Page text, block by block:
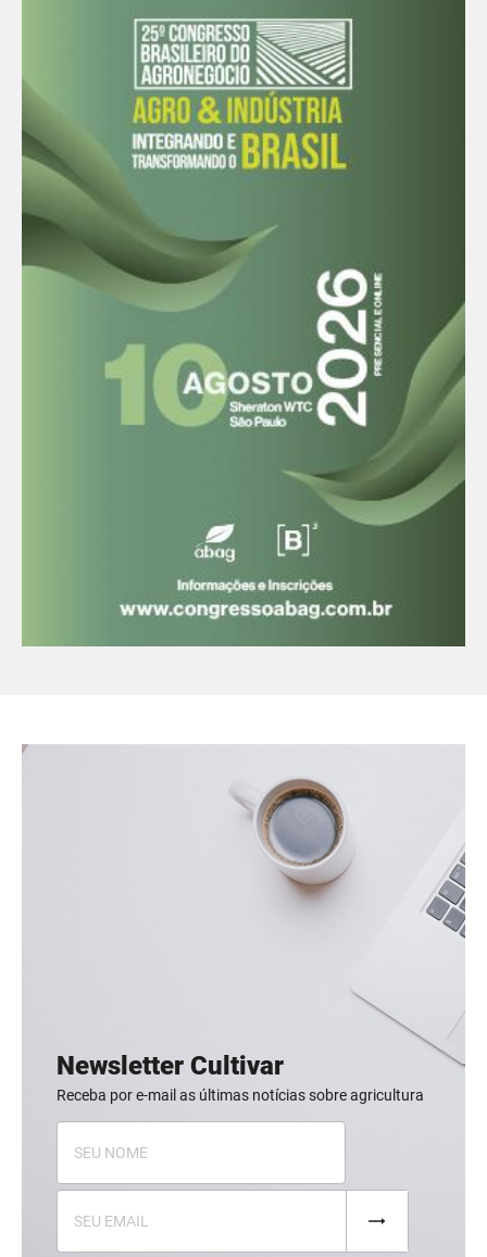
Newsletter Cultivar
Receba por e-mail as últimas notícias sobre agricultura